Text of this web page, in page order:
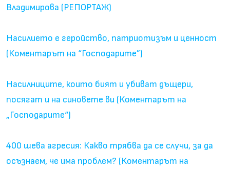
Владимирова (РЕПОРТАЖ)
Насилието е геройство, патриотизъм и ценност
(Коментарът на “Господарите”)
Насилниците, които бият и убиват дъщери,
посягат и на синовете ви (Коментарът на
„Господарите“)
400 шева агресия: Какво трябва да се случи, за да
осъзнаем, че има проблем? (Коментарът на